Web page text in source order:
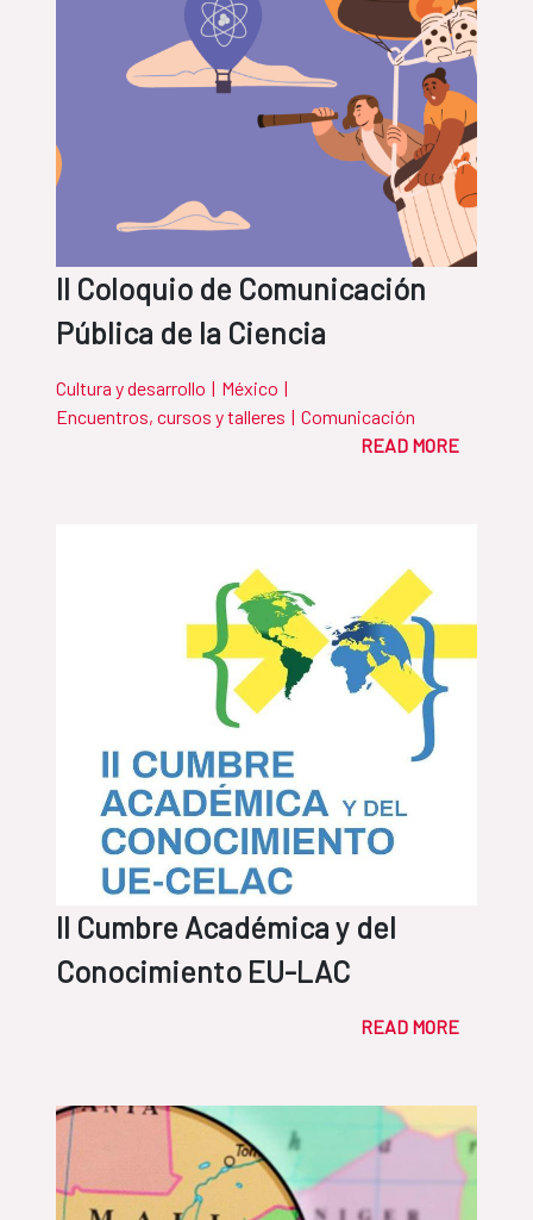
II Coloquio de Comunicación
Pública de la Ciencia
Cultura y desarrollo | México |
Encuentros, cursos y talleres | Comunicación
READ MORE
II Cumbre Académica y del
Conocimiento EU-LAC
READ MORE